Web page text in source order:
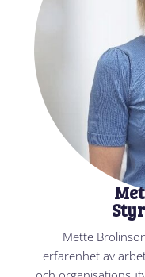
Mette
erfarenhet av